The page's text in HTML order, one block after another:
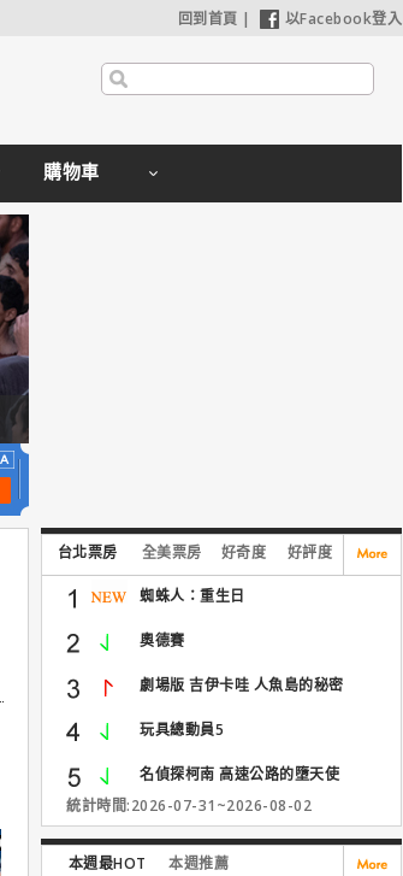
回到首頁 | 以Facebook登入
購物車
台北票房 全美票房 好奇度 好評度
蜘蛛人：重生日
奧德賽
劇場版 吉伊卡哇 人魚島的秘密
玩具總動員5
名偵探柯南 高速公路的墮天使
統計時間:2026-07-31~2026-08-02
本週最HOT 本週推薦